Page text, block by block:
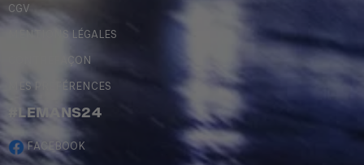
CGV
MENTIONS LÉGALES
CONTREFAÇON
MES PRÉFÉRENCES
#LEMANS24
FACEBOOK